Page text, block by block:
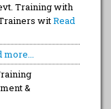
Training with
witRead
more...
&